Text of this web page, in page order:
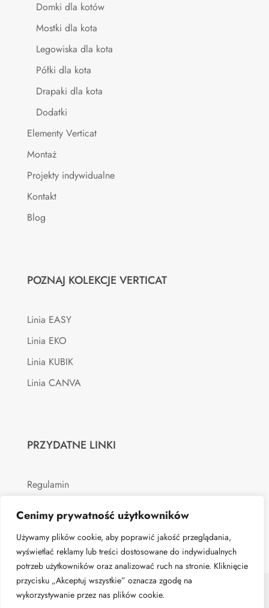
Cenimy prywatność użytkowników
Używamy plików cookie, aby poprawić jakość przeglądania,
wyświetlać reklamy lub treści dostosowane do indywidualnych
potrzeb użytkowników oraz analizować ruch na stronie. Kliknięcie
przycisku „Akceptuj wszystkie” oznacza zgodę na
wykorzystywanie przez nas plików cookie.
Domki dla kotów
Mostki dla kota
Legowiska dla kota
Półki dla kota
Drapaki dla kota
Dodatki
Elementy Verticat
Montaż
Projekty indywidualne
Kontakt
Blog
POZNAJ KOLEKCJE VERTICAT
Linia EASY
Linia EKO
Linia KUBIK
Linia CANVA
PRZYDATNE LINKI
Regulamin
© Verticat.pl - 2026 | All rights reserved. Realizacja: